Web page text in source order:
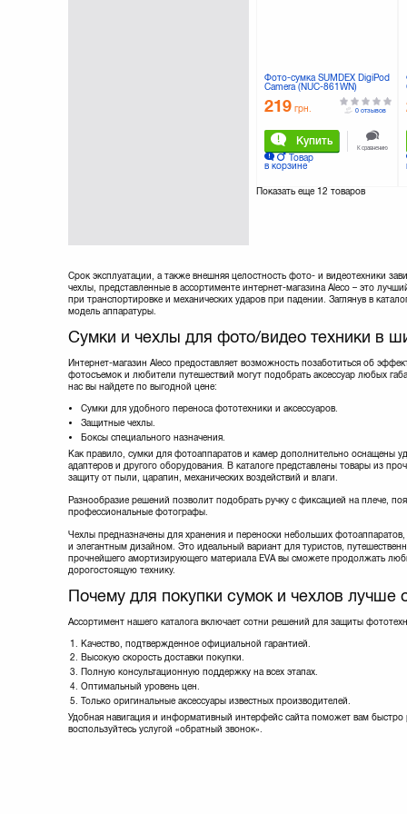
Фото-сумка SUMDEX DigiPod
Camera (NUC-861WN)
219 грн.
Купить
Товар
в корзине
0 отзывов
К сравнению
Показать еще12 товаров
Срок эксплуатации, а также внешняя целостность фото- и видеотехники
чехлы, представленные в ассортименте интернет-магазина Aleco – это
при транспортировке и механических ударов при падении. Заглянув в
модель аппаратуры.
Сумки и чехлы для фото/видео техники в
Интернет-магазин Aleco предоставляет возможность позаботиться об
фотосъемок и любители путешествий могут подобрать аксессуар любых
нас вы найдете по выгодной цене:
Сумки для удобного переноса фототехники и аксессуаров.
Защитные чехлы.
Боксы специального назначения.
Как правило, сумки для фотоаппаратов и камер дополнительно
адаптеров и другого оборудования. В каталоге представлены товары из
защиту от пыли, царапин, механических воздействий и влаги.
Разнообразие решений позволит подобрать ручку с фиксацией на плече,
профессиональные фотографы.
Чехлы предназначены для хранения и переноски небольших
и элегантным дизайном. Это идеальный вариант для туристов,
прочнейшего амортизирующего материала EVA вы сможете продолжать
дорогостоящую технику.
Почему для покупки сумок и чехлов лучше
Ассортимент нашего каталога включает сотни решений для защиты
Качество, подтвержденное официальной гарантией.
Высокую скорость доставки покупки.
Полную консультационную поддержку на всех этапах.
Оптимальный уровень цен.
Только оригинальные аксессуары известных производителей.
Удобная навигация и информативный интерфейс сайта поможет вам
воспользуйтесь услугой «обратный звонок».